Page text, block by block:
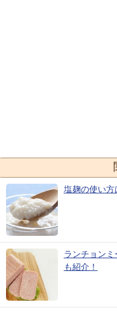
塩麹の使い方
ランチョン
も紹介！